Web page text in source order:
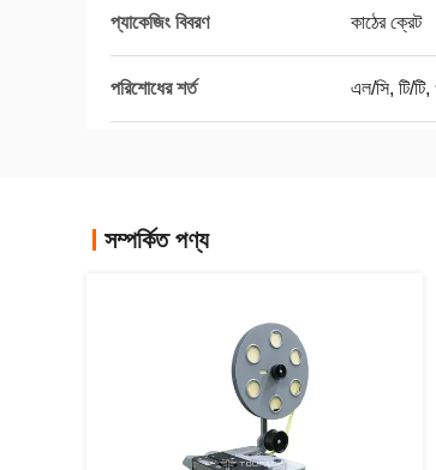
প্যাকেজিং বিবরণ কাঠের ক্রেট
পরিশোধের শর্ত এল/সি, টি/টি,
সম্পর্কিত পণ্য